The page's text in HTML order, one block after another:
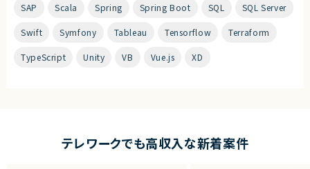
SAP Scala Spring Spring Boot SQL SQL Server
Swift Symfony Tableau Tensorflow Terraform
TypeScript Unity VB Vue.js XD
テレワークでも高収入な新着案件